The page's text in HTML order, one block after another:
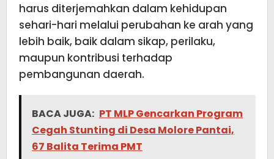
harus diterjemahkan dalam kehidupan
sehari-hari melalui perubahan ke arah yang
lebih baik, baik dalam sikap, perilaku,
maupun kontribusi terhadap
pembangunan daerah.
BACA JUGA: PT MLP Gencarkan Program
Cegah Stunting di Desa Molore Pantai,
67 Balita Terima PMT